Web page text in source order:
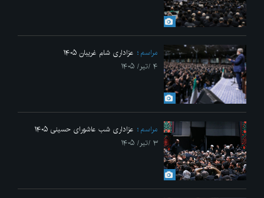
مراسم
عزاداری شام غریبان ۱۴۰۵
۴ /تیر/ ۱۴۰۵
مراسم
عزاداری شب عاشورای حسینی ۱۴۰۵
۳ /تیر/ ۱۴۰۵